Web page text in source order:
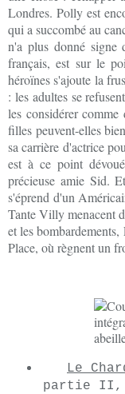
Londres. Polly est
qui a succombé au
n'a plus donné signe
français, est sur le
héroïnes s'ajoute la
: les adultes se
les considérer
filles peuvent-elles
sa carrière d'actrice
est à ce point
précieuse amie Sid.
s'éprend d'un
Tante Villy menacent
et les
Place, où règnent un
Le
partie II,